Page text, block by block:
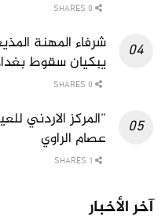
شرفاء المهنة
يبكيان سقوط
“المركز الاردني
عصام الراوي
آخر الأخبار